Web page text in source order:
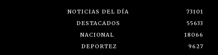
NOTICIAS DEL DÍA
73101
DESTACADOS
55633
NACIONAL
18066
DEPORTEZ
9627